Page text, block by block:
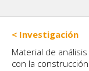
< Investigación
Material de
con la